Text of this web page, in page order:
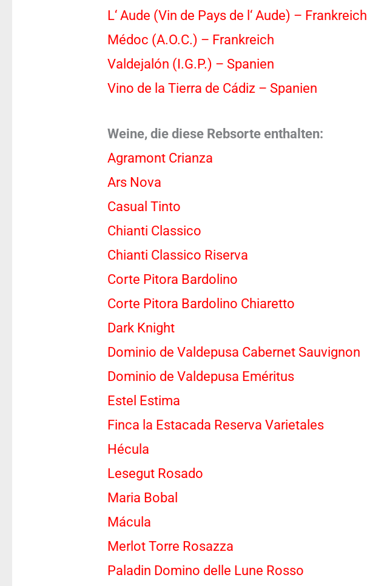
L‘ Aude (Vin de Pays de l‘ Aude) – Frankreich
Médoc (A.O.C.) – Frankreich
Valdejalón (I.G.P.) – Spanien
Vino de la Tierra de Cádiz – Spanien
Weine, die diese Rebsorte enthalten:
Agramont Crianza
Ars Nova
Casual Tinto
Chianti Classico
Chianti Classico Riserva
Corte Pitora Bardolino
Corte Pitora Bardolino Chiaretto
Dark Knight
Dominio de Valdepusa Cabernet Sauvignon
Dominio de Valdepusa Eméritus
Estel Estima
Finca la Estacada Reserva Varietales
Hécula
Lesegut Rosado
Maria Bobal
Mácula
Merlot Torre Rosazza
Paladin Domino delle Lune Rosso